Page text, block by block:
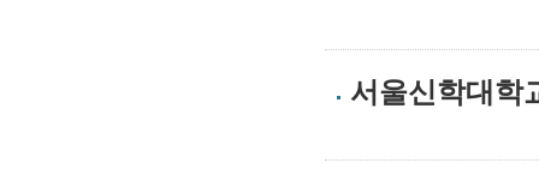
서울신학대학